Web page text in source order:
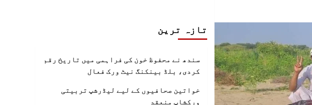
تازہ ترین
سندھ نے محفوظ خون کی فراہمی میں تاریخ رقم
کردی، بلڈ بینکنگ نیٹ ورک فعال
خواتین صحافیوں کے لیے لیڈرشپ تربیتی
ورکشاپ منعقد